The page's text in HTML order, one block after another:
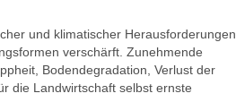
und klimatischer Herausforderungen.
verschärft. Zunehmende
Bodendegradation, Verlust der
die Landwirtschaft selbst ernste